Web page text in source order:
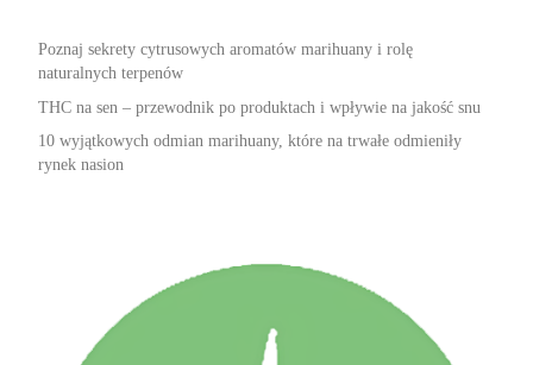
Poznaj sekrety cytrusowych aromatów marihuany i rolę
naturalnych terpenów
THC na sen – przewodnik po produktach i wpływie na jakość snu
10 wyjątkowych odmian marihuany, które na trwałe odmieniły
rynek nasion